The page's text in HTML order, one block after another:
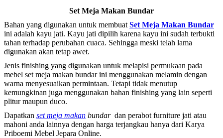
Set Meja Makan Bundar
Bahan yang digunakan untuk membuat Set Meja Makan Bundar
ini adalah kayu jati. Kayu jati dipilih karena kayu ini sudah terbukti
tahan terhadap perubahan cuaca. Sehingga meski telah lama
digunakan akan tetap awet.
Jenis finishing yang digunakan untuk melapisi permukaan pada
mebel set meja makan bundar ini menggunakan melamin dengan
warna menyesuaikan permintaan. Tetapi tidak menutup
kemungkinan juga menggunakan bahan finishing yang lain seperti
plitur maupun duco.
Dapatkan set meja makan bundar dan perabot furniture jati atau
mahoni anda lainnya dengan harga terjangkau hanya dari Karya
Priboemi Mebel Jepara Online.